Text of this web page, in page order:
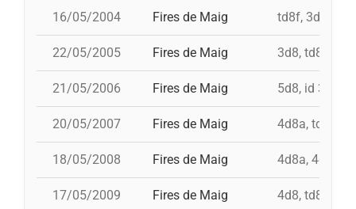
16/05/2004 Fires de Maig td8f, 3d9f,
22/05/2005 Fires de Maig 3d8, td8f,
21/05/2006 Fires de Maig 5d8, id 3d9f,
20/05/2007 Fires de Maig 4d8a, td8f,
18/05/2008 Fires de Maig 4d8a, 4d9fc,
17/05/2009 Fires de Maig 4d8, td8f,